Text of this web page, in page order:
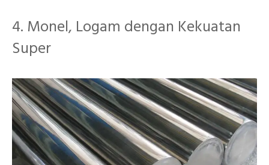
4. Monel, Logam dengan Kekuatan
Super